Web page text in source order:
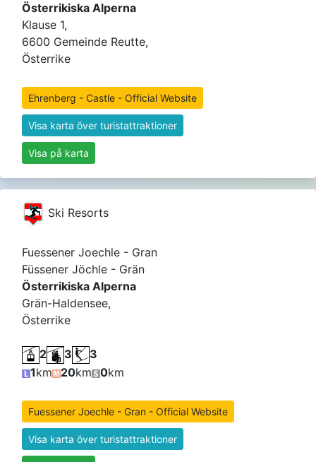
Österrikiska Alperna
Klause 1,
6600 Gemeinde Reutte,
Österrike
Ehrenberg - Castle - Official Website
Visa karta över turistattraktioner
Visa på karta
Ski Resorts
Fuessener Joechle - Gran
Füssener Jöchle - Grän
Österrikiska Alperna
Grän-Haldensee,
Österrike
2 3
3
1km 20km 0km
Fuessener Joechle - Gran - Official Website
Visa karta över turistattraktioner